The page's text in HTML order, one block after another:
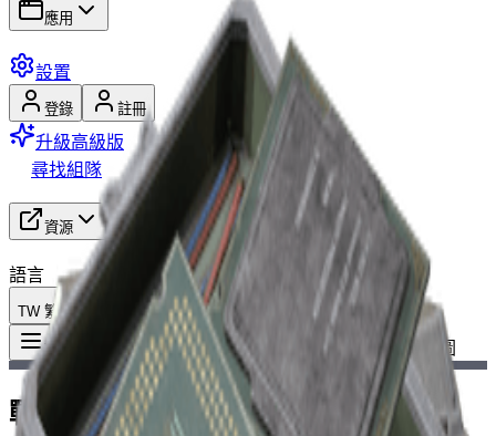
應用
設置
登錄 註冊
升級高級版
尋找組隊
資源
語言
TW 繁體中文
Toggle Menu 物品 戰術 Mk. 3（治療）藍圖
戰術 Mk. 3（治療）藍圖